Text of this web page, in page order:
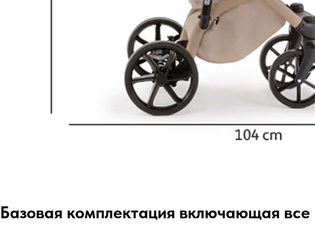
Базовая комплектация включающая все